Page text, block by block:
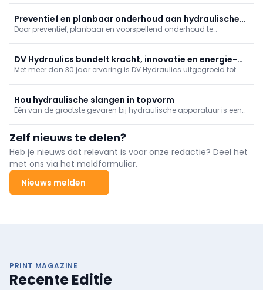
zorgen dat alles blijft draaien zoals het hoort.
Preventief en planbaar onderhoud aan hydraulische
installaties
Door preventief, planbaar en voorspellend onderhoud te
DV Hydraulics bundelt kracht, innovatie en energie-
efficiëntie
Met meer dan 30 jaar ervaring is DV Hydraulics uitgegroeid tot
ontwikkelt het gedreven team moderne totaaloplossingen op
maat.
Hou hydraulische slangen in topvorm
Eén van de grootste gevaren bij hydraulische apparatuur is een
enorm zijn.
Zelf nieuws te delen?
Heb je nieuws dat relevant is voor onze redactie? Deel het
met ons via het meldformulier.
Nieuws melden
PRINT MAGAZINE
Recente Editie